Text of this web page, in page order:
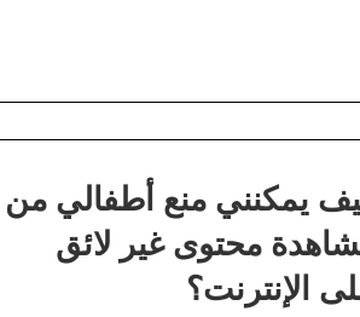
يمكنني منع أطفالي من
محتوى غير لائق
الإنترنت؟